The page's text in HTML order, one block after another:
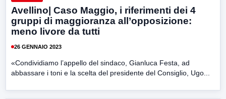
Avellino| Caso Maggio, i riferimenti dei 4
gruppi di maggioranza all’opposizione:
meno livore da tutti
26 GENNAIO 2023
«Condividiamo l’appello del sindaco, Gianluca Festa, ad
abbassare i toni e la scelta del presidente del Consiglio, Ugo...